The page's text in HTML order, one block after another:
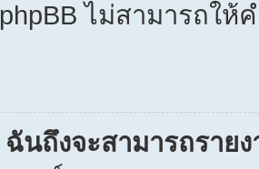
ไม่สามารถใ
ฉันถึงจะสามารถรา